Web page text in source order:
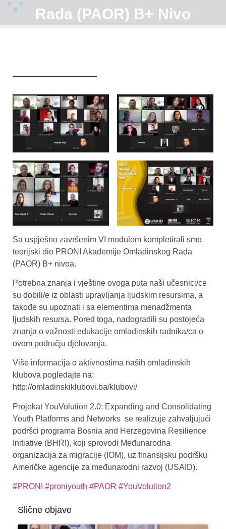
Rada (PAOR) B+ Nivo
Sa uspješno završenim VI modulom kompletirali smo
teorijski dio PRONI Akademije Omladinskog Rada
(PAOR) B+ nivoa.
Potrebna znanja i vještine ovoga puta naši učesnici/ce
su dobili/e iz oblasti upravljanja ljudskim resursima, a
takođe su upoznati i sa elementima menadžmenta
ljudskih resursa. Pored toga, nadogradili su postojeća
znanja o važnosti edukacije omladinskih radnika/ca o
ovom području djelovanja.
Više informacija o aktivnostima naših omladinskih
klubova pogledajte na:
http://omladinskiklubovi.ba/klubovi/
Projekat YouVolution 2.0: Expanding and Consolidating
Youth Platforms and Networks se realizuje zahvaljujući
podršci programa Bosnia and Herzegovina Resilience
Initiative (BHRI), koji sprovodi Međunarodna
organizacija za migracije (IOM), uz finansijsku podršku
Američke agencije za međunarodni razvoj (USAID).
#PRONI #proniyouth #PAOR #YouVolution2
Slične objave